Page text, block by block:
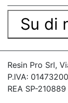
Su di
Resin Pro Srl,
P.IVA:
REA SP-210889